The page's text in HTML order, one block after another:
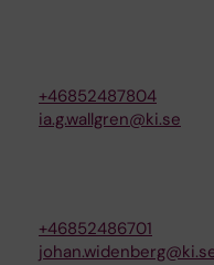
+46852487804
ia.g.wallgren@ki.se
+46852486701